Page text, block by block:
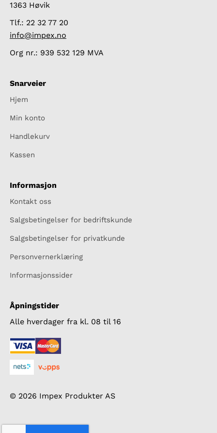
1363 Høvik
Tlf.: 22 32 77 20
info@impex.no
Org nr.: 939 532 129 MVA
Snarveier
Hjem
Min konto
Handlekurv
Kassen
Informasjon
Kontakt oss
Salgsbetingelser for bedriftskunde
Salgsbetingelser for privatkunde
Personvernerklæring
Informasjonssider
Åpningstider
Alle hverdager fra kl. 08 til 16
© 2026 Impex Produkter AS